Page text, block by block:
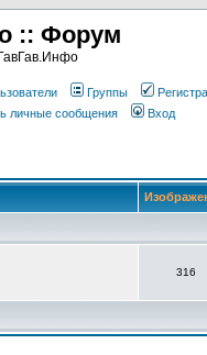
:: Форум
Группы
личные сообщения Вход
316